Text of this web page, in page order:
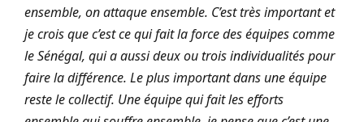
ensemble, on attaque ensemble. C’est très important et
je crois que c’est ce qui fait la force des équipes comme
le Sénégal, qui a aussi deux ou trois individualités pour
faire la différence. Le plus important dans une équipe
reste le collectif. Une équipe qui fait les efforts